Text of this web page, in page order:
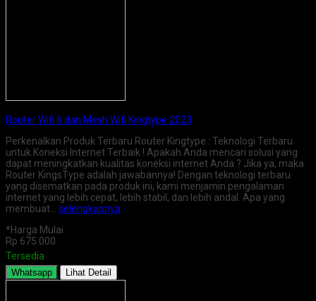
Router Wifi 6 dan Mesh Wifi Kingtype 2023
Perkenalkan Produk Terbaru Router Kingtype : Teknologi Terbaru
untuk Koneksi Internet Terbaik ! Apakah Anda mencari solusi yang
dapat meningkatkan kualitas koneksi internet Anda ? Jika ya, maka
Router KingsType adalah jawabannya! Dengan teknologi terbaru
yang disematkan pada produk ini, kami menjamin pengalaman
internet yang lebih cepat, lebih stabil, dan lebih andal. Apa yang
membuat… selengkapnya
*Harga Mulai
Rp 675.000
Tersedia
Whatsapp Lihat Detail